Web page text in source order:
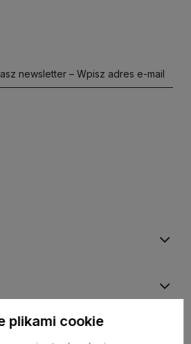
newsletter – Wpisz adres e-mail
plikami cookie